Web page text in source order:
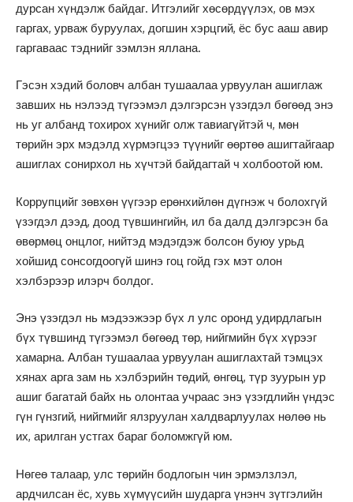
дурсан хүндэлж байдаг. Итгэлийг хөсөрдүүлэх, ов мэх
гаргах, урваж буруулах, догшин хэрцгий, ёс бус ааш авир
гаргаваас тэднийг зэмлэн яллана.
Гэсэн хэдий боловч албан тушаалаа урвуулан ашиглаж
завших нь нэлээд түгээмэл дэлгэрсэн үзэгдэл бөгөөд энэ
нь уг албанд тохирох хүнийг олж тавиагүйтэй ч, мөн
төрийн эрх мэдэлд хүрмэгцээ түүнийг өөртөө ашигтайгаар
ашиглах сонирхол нь хүчтэй байдагтай ч холбоотой юм.
Коррупцийг зөвхөн үүгээр ерөнхийлөн дүгнэж ч болохгүй
үзэгдэл дээд, доод түвшингийн, ил ба далд дэлгэрсэн ба
өвөрмөц онцлог, нийтэд мэдэгдэж болсон буюу урьд
хойшид сонсогдоогүй шинэ гоц гойд гэх мэт олон
хэлбэрээр илэрч болдог.
Энэ үзэгдэл нь мэдээжээр бүх л улс оронд удирдлагын
бүх түвшинд түгээмэл бөгөөд төр, нийгмийн бүх хүрээг
хамарна. Албан тушаалаа урвуулан ашиглахтай тэмцэх
хянах арга зам нь хэлбэрийн төдий, өнгөц, түр зуурын ур
ашиг багатай байх нь олонтаа учраас энэ үзэгдлийн үндэс
гүн гүнзгий, нийгмийг ялзруулан халдварлуулах нөлөө нь
их, арилган устгах бараг боломжгүй юм.
Нөгеө талаар, улс төрийн бодлогын чин эрмэлзлэл,
ардчилсан ёс, хувь хүмүүсийн шударга үнэнч зүтгэлийн